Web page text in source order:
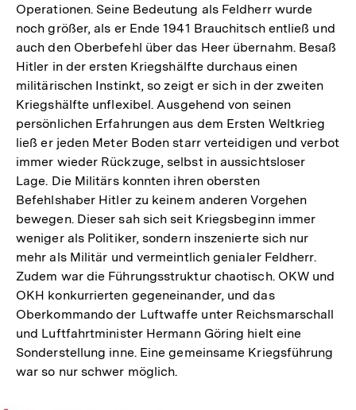
Operationen. Seine Bedeutung als Feldherr wurde
noch größer, als er Ende 1941 Brauchitsch entließ und
auch den Oberbefehl über das Heer übernahm. Besaß
Hitler in der ersten Kriegshälfte durchaus einen
militärischen Instinkt, so zeigt er sich in der zweiten
Kriegshälfte unflexibel. Ausgehend von seinen
persönlichen Erfahrungen aus dem Ersten Weltkrieg
ließ er jeden Meter Boden starr verteidigen und verbot
immer wieder Rückzuge, selbst in aussichtsloser
Lage. Die Militärs konnten ihren obersten
Befehlshaber Hitler zu keinem anderen Vorgehen
bewegen. Dieser sah sich seit Kriegsbeginn immer
weniger als Politiker, sondern inszenierte sich nur
mehr als Militär und vermeintlich genialer Feldherr.
Zudem war die Führungsstruktur chaotisch. OKW und
OKH konkurrierten gegeneinander, und das
Oberkommando der Luftwaffe unter Reichsmarschall
und Luftfahrtminister Hermann Göring hielt eine
Sonderstellung inne. Eine gemeinsame Kriegsführung
war so nur schwer möglich.